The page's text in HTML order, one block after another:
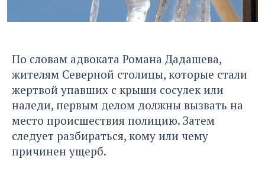
По словам адвоката Романа Дадашева,
жителям Северной столицы, которые стали
жертвой упавших с крыши сосулек или
наледи, первым делом должны вызвать на
место происшествия полицию. Затем
следует разбираться, кому или чему
причинен ущерб.